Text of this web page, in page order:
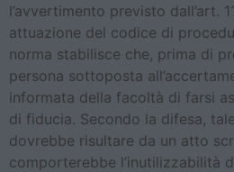
l’avvertimento previsto dall’art.
attuazione del codice di
norma stabilisce che, prima di
persona sottoposta
informata della facoltà di farsi
di fiducia. Secondo la difesa,
dovrebbe risultare da un atto
comporterebbe l’inutilizzabilità